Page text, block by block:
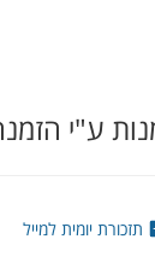
ע"י
תזכורת יומית למייל